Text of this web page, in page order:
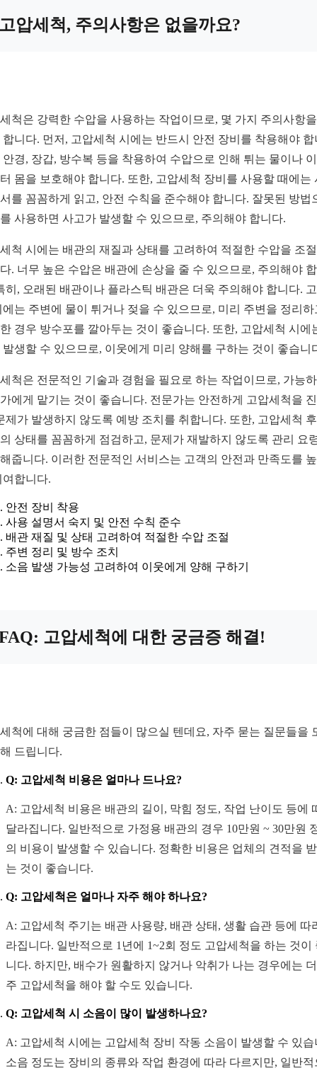
압세척, 주의사항은 없을까요?
척은 강력한 수압을 사용하는 작업이므로, 몇 가지 주의사항
합니다. 먼저, 고압세척 시에는 반드시 안전 장비를 착용해야 합
안경, 장갑, 방수복 등을 착용하여 수압으로 인해 튀는 물이나
몸을 보호해야 합니다. 또한, 고압세척 장비를 사용할 때에는
를 꼼꼼하게 읽고, 안전 수칙을 준수해야 합니다. 잘못된 방법
사용하면 사고가 발생할 수 있으므로, 주의해야 합니다.
척 시에는 배관의 재질과 상태를 고려하여 적절한 수압을 조
. 너무 높은 수압은 배관에 손상을 줄 수 있으므로, 주의해야
히, 오래된 배관이나 플라스틱 배관은 더욱 주의해야 합니다.
에는 주변에 물이 튀거나 젖을 수 있으므로, 미리 주변을 정리하
경우 방수포를 깔아두는 것이 좋습니다. 또한, 고압세척 시에
발생할 수 있으므로, 이웃에게 미리 양해를 구하는 것이 좋습니
척은 전문적인 기술과 경험을 필요로 하는 작업이므로, 가능
에게 맡기는 것이 좋습니다. 전문가는 안전하게 고압세척을
제가 발생하지 않도록 예방 조치를 취합니다. 또한, 고압세척
상태를 꼼꼼하게 점검하고, 문제가 재발하지 않도록 관리 요
줍니다. 이러한 전문적인 서비스는 고객의 안전과 만족도를
여합니다.
안전 장비 착용
사용 설명서 숙지 및 안전 수칙 준수
배관 재질 및 상태 고려하여 적절한 수압 조절
주변 정리 및 방수 조치
소음 발생 가능성 고려하여 이웃에게 양해 구하기
고압세척에 대한 궁금증 해결!
척에 대해 궁금한 점들이 많으실 텐데요, 자주 묻는 질문들을
드립니다.
Q: 고압세척 비용은 얼마나 드나요?
A: 고압세척 비용은 배관의 길이, 막힘 정도, 작업 난이도 등에
달라집니다. 일반적으로 가정용 배관의 경우 10만원 ~ 30만원
의 비용이 발생할 수 있습니다. 정확한 비용은 업체의 견적을
는 것이 좋습니다.
Q: 고압세척은 얼마나 자주 해야 하나요?
A: 고압세척 주기는 배관 사용량, 배관 상태, 생활 습관 등에 따
라집니다. 일반적으로 1년에 1~2회 정도 고압세척을 하는 것이
니다. 하지만, 배수가 원활하지 않거나 악취가 나는 경우에는
주 고압세척을 해야 할 수도 있습니다.
Q: 고압세척 시 소음이 많이 발생하나요?
A: 고압세척 시에는 고압세척 장비 작동 소음이 발생할 수 있습
소음 정도는 장비의 종류와 작업 환경에 따라 다르지만, 일반적